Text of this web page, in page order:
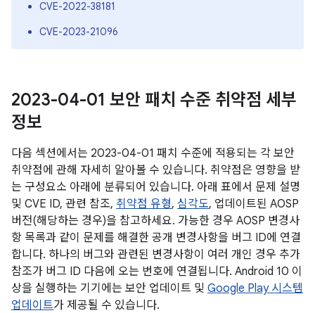
CVE-2022-38181
CVE-2023-21096
2023-04-01 보안 패치 수준 취약점 세부
정보
다음 섹션에서는 2023-04-01 패치 수준에 적용되는 각 보안
취약점에 관해 자세히 알아볼 수 있습니다. 취약점은 영향을 받
는 구성요소 아래에 분류되어 있습니다. 아래 표에서 문제 설명
및 CVE ID, 관련 참조, 취약점 유형, 심각도, 업데이트된 AOSP
버전(해당하는 경우)을 참고하세요. 가능한 경우 AOSP 변경사
항 목록과 같이 문제를 해결한 공개 변경사항을 버그 ID에 연결
합니다. 하나의 버그와 관련된 변경사항이 여러 개인 경우 추가
참조가 버그 ID 다음에 오는 번호에 연결됩니다. Android 10 이
상을 실행하는 기기에는 보안 업데이트 및 Google Play 시스템
업데이트가 제공될 수 있습니다.